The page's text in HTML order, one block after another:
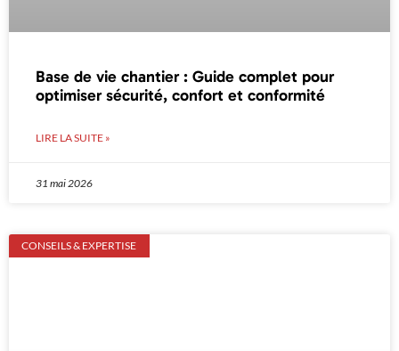
Base de vie chantier : Guide complet pour
optimiser sécurité, confort et conformité
LIRE LA SUITE »
31 mai 2026
CONSEILS & EXPERTISE